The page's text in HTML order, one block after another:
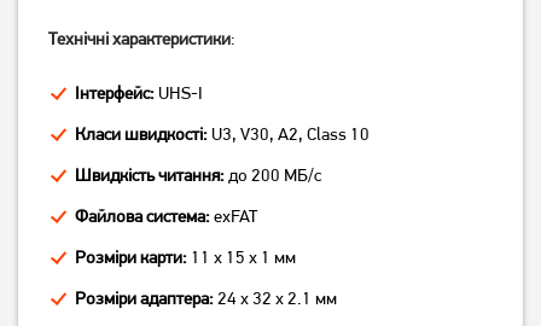
Canvas Select Plus
V10 (SDCS3/64GBSP)
Технічні характеристики:
Інтерфейс: UHS-I
Класи швидкості: U3, V30, A2, Class 10
Швидкість читання:до 200 МБ/с
Файлова система:exFAT
Розміри карти: 11 x 15 x 1 мм
Розміри адаптера:24 x 32 x 2.1 мм